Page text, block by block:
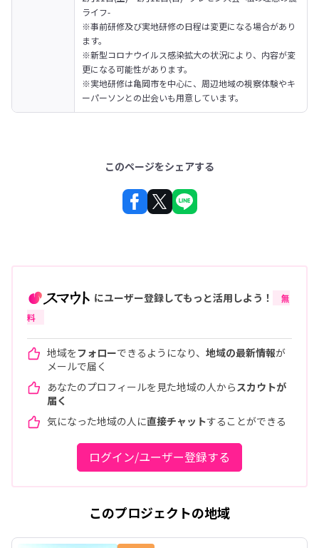
ライフ-
※事前研修及び実地研修の日程は変更になる場合があり
ます。
※新型コロナウイルス感染拡大の状況により、内容が変
更になる可能性があります。
※実地研修は亀岡市を中心に、周辺地域の視察体験やキ
ーパーソンとの出会いも用意しています。
このページをシェアする
にユーザー登録してもっと活用しよう！
無
料
地域をフォローできるようになり、 地域の最新情報が
メールで届く
あなたのプロフィールを見た地域の人から スカウトが
届く
気になった地域の人に直接チャットすることができる
ログイン/ユーザー登録する
このプロジェクトの地域